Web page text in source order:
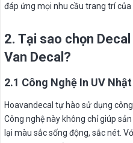
đáp ứng mọi nhu cầu trang trí của
2. Tại sao chọn
Van Decal?
2.1 Công Nghệ In UV Nhật
Hoavandecal tự hào sử dụng
Công nghệ này không chỉ giúp
lại màu sắc sống động, sắc nét.